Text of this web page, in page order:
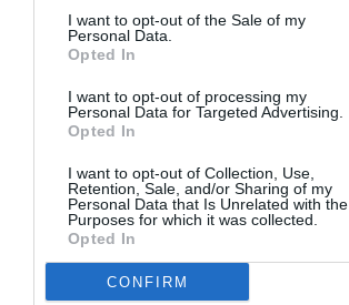
I want to opt-out of the Sale of my
Personal Data.
Opted In
I want to opt-out of processing my
Personal Data for Targeted Advertising.
Opted In
I want to opt-out of Collection, Use,
Retention, Sale, and/or Sharing of my
Personal Data that Is Unrelated with the
Purposes for which it was collected.
Opted In
CONFIRM
της Λίμνης Κόμο.
Ταυτότητα Εκδήλωσης
Ημερομηνία:
04/12/2023
20:30
Τοποθεσία: